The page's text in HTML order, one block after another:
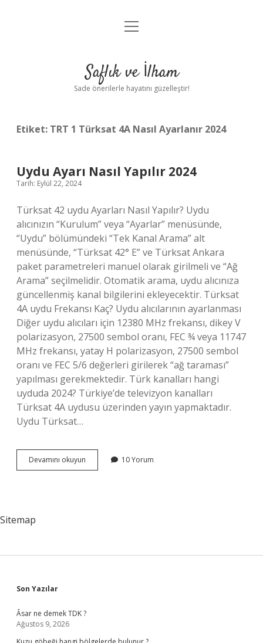
Anasayfa
Yasal Uyarı
menüyü
Saflık ve İlham
Sade önerilerle hayatını güzelleştir!
Etiket: TRT 1 Türksat 4A Nasıl Ayarlanır 2024
Uydu Ayarı Nasıl Yapılır 2024
Tarih: Eylül 22, 2024
Türksat 42 uydu Ayarları Nasıl Yapılır? Uydu
alıcınızın “Kurulum” veya “Ayarlar” menüsünde,
“Uydu” bölümündeki “Tek Kanal Arama” alt
menüsünde, “Türksat 42° E” ve Türksat Ankara
paket parametreleri manuel olarak girilmeli ve “Ağ
Arama” seçilmelidir. Otomatik arama, uydu alıcınıza
güncellenmiş kanal bilgilerini ekleyecektir. Türksat
4A uydu Frekansı Kaç? Uydu alıcılarının ayarlanması
Diğer uydu alıcıları için 12380 MHz frekansı, dikey V
polarizasyon, 27500 sembol oranı, FEC ¾ veya 11747
MHz frekansı, yatay H polarizasyon, 27500 sembol
oranı ve FEC 5/6 değerleri girilerek “ağ taraması”
yapılması gerekmektedir. Türk kanalları hangi
uyduda 2024? Türkiye’de televizyon kanalları
Türksat 4A uydusu üzerinden yayın yapmaktadır.
Uydu Türksat…
Devamını okuyun
Ayarı
10 Yorum
Sitemap
Sidebar
Son Yazılar
Âsar ne demek TDK ?
Ağustos 9, 2026